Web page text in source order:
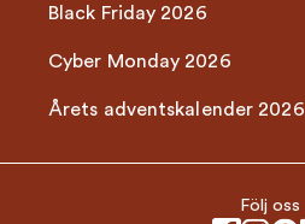
Black Friday 2026
Cyber Monday 2026
Årets adventskalender 2026
Följ oss